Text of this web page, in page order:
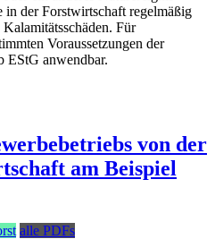
in der Forstwirtschaft regelmäßig
Für
Voraussetzungen der
EStG anwendbar.
von der
am Beispiel
alle PDFs